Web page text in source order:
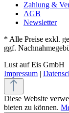
Zahlung &
AGB
Newsletter
* Alle Preise exkl.
ggf.
Lust auf Eis GmbH
Impressum |
Diese Website
bieten zu können.